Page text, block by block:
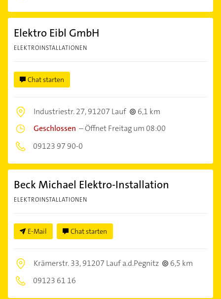
Elektro Eibl GmbH
ELEKTROINSTALLATIONEN
Chat starten
Industriestr. 27,91207 Lauf
6,1 km
Geschlossen –Öffnet Freitag um 08:00
09123 97 90-0
Beck Michael Elektro-Installation
ELEKTROINSTALLATIONEN
E-Mail Chat starten
Krämerstr. 33,91207 Lauf a.d.Pegnitz
6,5 km
09123 61 16